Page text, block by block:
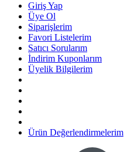
Giriş Yap
Üye Ol
Siparişlerim
Favori Listelerim
Satıcı Sorularım
İndirim Kuponlarım
Üyelik Bilgilerim
Ürün Değerlendirmelerim